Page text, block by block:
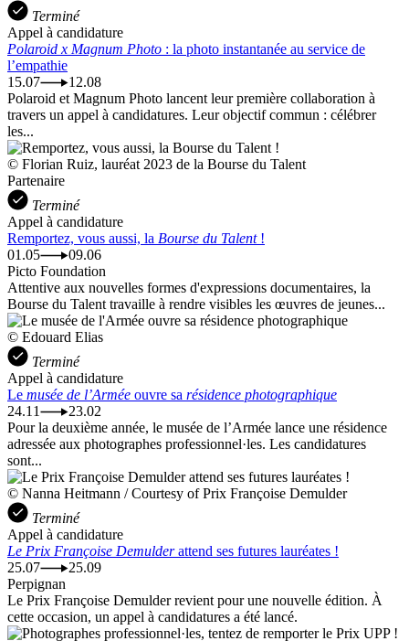
Terminé
Appel à candidature
Polaroid x Magnum Photo : la photo instantanée au service de
l’empathie
15.07
12.08
Polaroid et Magnum Photo lancent leur première collaboration à
travers un appel à candidatures. Leur objectif commun : célébrer
les...
© Florian Ruiz, lauréat 2023 de la Bourse du Talent
Partenaire
Terminé
Appel à candidature
Remportez, vous aussi, la Bourse du Talent!
01.05
09.06
Picto Foundation
Attentive aux nouvelles formes d'expressions documentaires, la
Bourse du Talent travaille à rendre visibles les œuvres de jeunes...
© Edouard Elias
Terminé
Appel à candidature
Le musée de l’Armée ouvre sa résidence photographique
24.11
23.02
Pour la deuxième année, le musée de l’Armée lance une résidence
adressée aux photographes professionnel·les. Les candidatures
sont...
© Nanna Heitmann / Courtesy of Prix Françoise Demulder
Terminé
Appel à candidature
Le Prix Françoise Demulderattend ses futures lauréates !
25.07
25.09
Perpignan
Le Prix Françoise Demulder revient pour une nouvelle édition. À
cette occasion, un appel à candidatures a été lancé.